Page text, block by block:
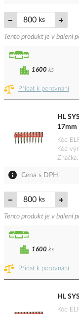
ks
Tento produkt je v balení
Přidat k porovnání
1600 ks
HL
17mm
Kód
Kód
Značka
Cena s DPH
ks
Tento produkt je v balení
Přidat k porovnání
1600 ks
HL
Kód